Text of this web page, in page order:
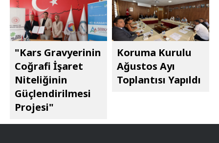
"Kars Gravyerinin
Coğrafi İşaret
Niteliğinin
Güçlendirilmesi
Projesi"
Koruma Kurulu
Ağustos Ayı
Toplantısı Yapıldı